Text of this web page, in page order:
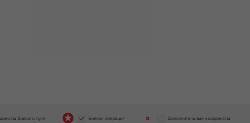
боевого пути Боевая операция Дополнительные координаты